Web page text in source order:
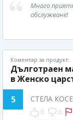
Много
обслужване!
Коментар за продукт:
Дълготраен
в Женско
5
СТЕЛА
0 0